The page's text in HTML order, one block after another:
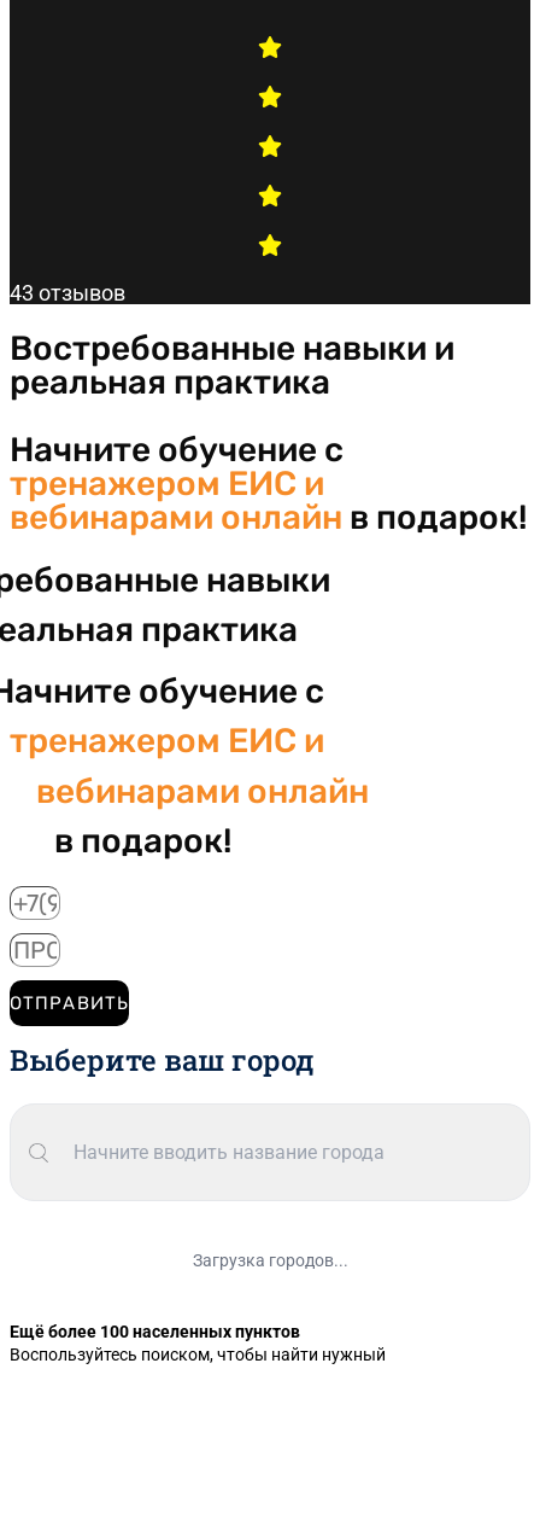
43 отзывов
Востребованные навыки и
реальная практика
Начните обучение с
тренажером ЕИС и
вебинарами онлайн в подарок!
навыки
практика
обучение с
тренажером ЕИС и
вебинарами онлайн
в подарок!
ОТПРАВИТЬ
Выберите ваш город
Загрузка городов...
Ещё более 100 населенных пунктов
Воспользуйтесь поиском, чтобы найти нужный